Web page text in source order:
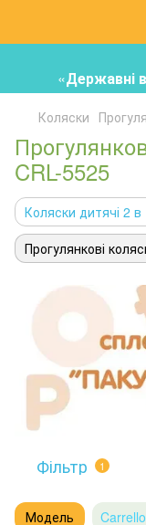
«Державні
Коляски
CRL-5525
Коляски дитячі 2 в
Прогулянкові
Фільтр 1
Модель